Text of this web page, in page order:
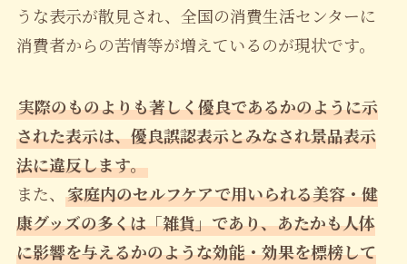
うな表示が散見され、全国の消費生活センターに
消費者からの苦情等が増えているのが現状です。
実際のものよりも著しく優良であるかのように示
された表示は、優良誤認表示とみなされ景品表示
法に違反します。
また、 家庭内のセルフケアで用いられる美容・健
康グッズの多くは「雑貨」であり、あたかも人体
に影響を与えるかのような効能・効果を標榜して